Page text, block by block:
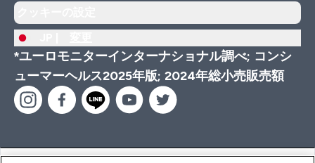
*ユーロモニターインターナショナル調べ; コンシ
ューマーヘルス2025年版; 2024年総小売販売額